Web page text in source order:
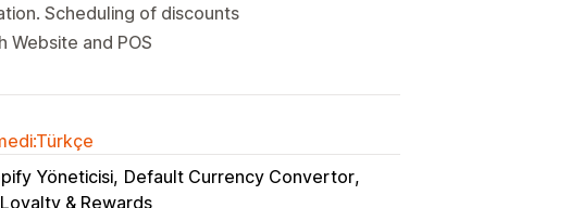
Scheduling of discounts
and POS
Yöneticisi Default Currency Convertor
& Rewards